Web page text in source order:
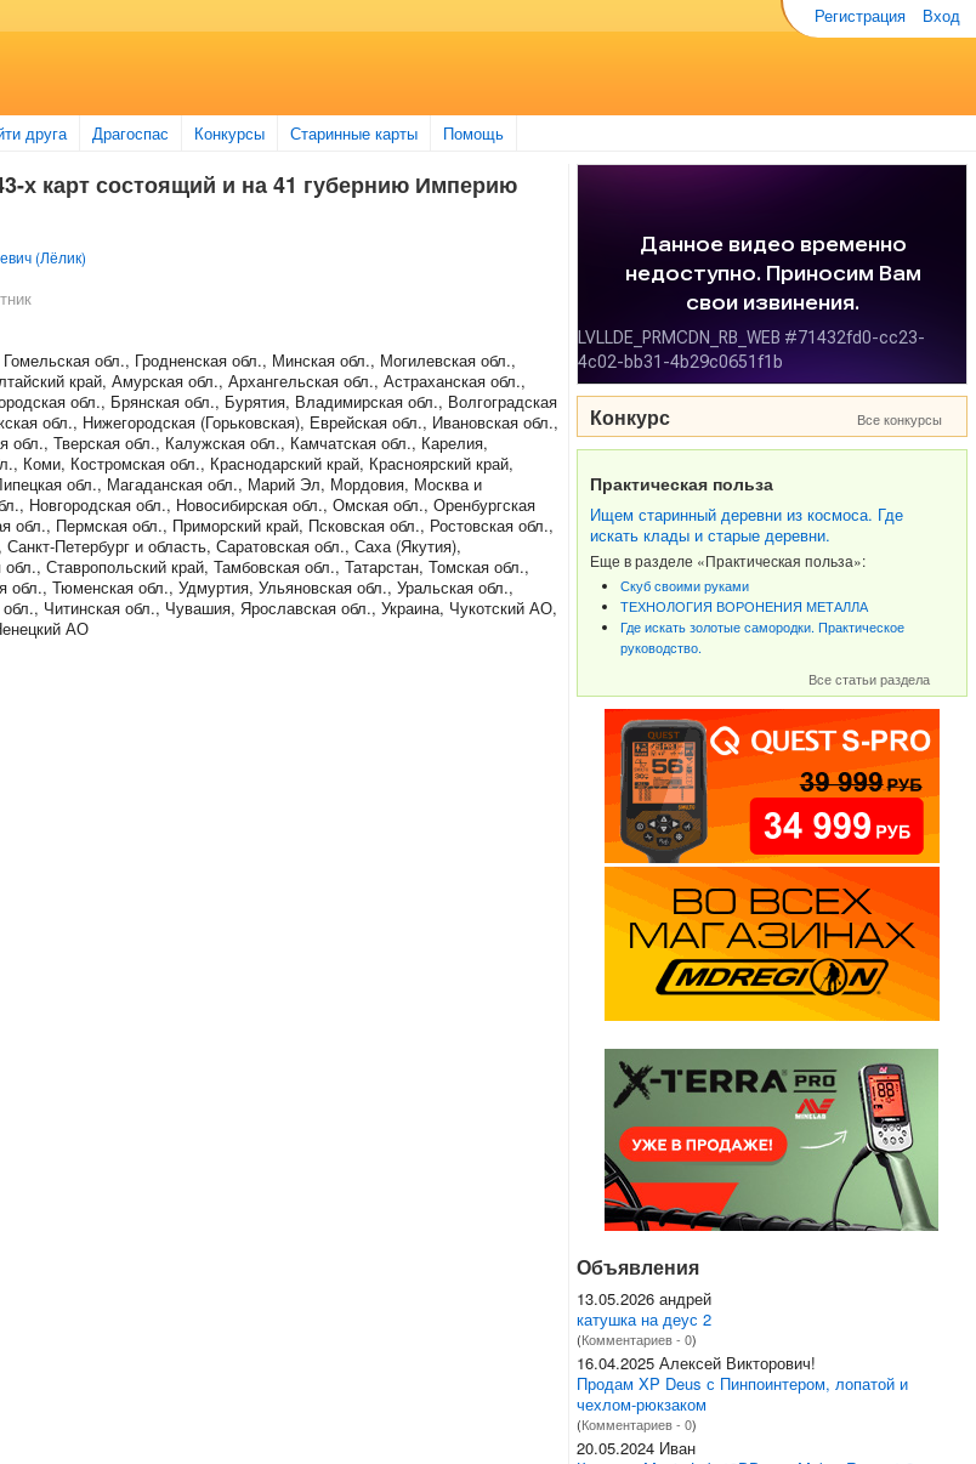
Регистрация Вход
друга Драгоспас Конкурсы Старинные карты Помощь
х карт состоящий и на 41 губернию Империю
(Лёлик)
обл., Гродненская обл., Минская обл., Могилевская обл.,
край, Амурская обл., Архангельская обл., Астраханская обл.,
обл., Брянская обл., Бурятия, Владимирская обл., Волгоградская
обл., Нижегородская (Горьковская), Еврейская обл., Ивановская обл.,
обл., Тверская обл., Калужская обл., Камчатская обл., Карелия,
Коми, Костромская обл., Краснодарский край, Красноярский край,
обл., Магаданская обл., Марий Эл, Мордовия, Москва и
Новгородская обл., Новосибирская обл., Омская обл., Оренбургская
обл., Пермская обл., Приморский край, Псковская обл., Ростовская обл.,
Петербург и область, Саратовская обл., Саха (Якутия),
Ставропольский край, Тамбовская обл., Татарстан, Томская обл.,
обл., Тюменская обл., Удмуртия, Ульяновская обл., Уральская обл.,
Читинская обл., Чувашия, Ярославская обл., Украина, Чукотский АО,
АО
Конкурс Все конкурсы
Практическая польза
Ищем старинный деревни из космоса. Где
искать клады и старые деревни.
Еще в разделе «Практическая польза»:
Скуб своими руками
ТЕХНОЛОГИЯ ВОРОНЕНИЯ МЕТАЛЛА
Где искать золотые самородки. Практическое
руководство.
Все статьи раздела
Объявления
13.05.2026 андрей
катушка на деус 2
(Комментариев - 0)
16.04.2025 Алексей Викторович!
Продам XP Deus с Пинпоинтером, лопатой и
чехлом-рюкзаком
(Комментариев - 0)
20.05.2024 Иван